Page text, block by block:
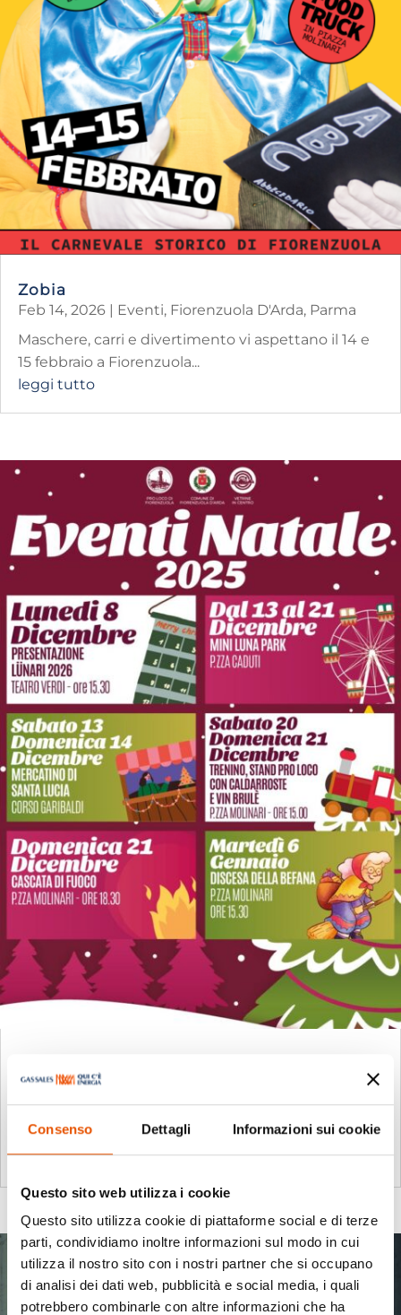
Consenso Dettagli Informazioni sui cookie
Questo sito web utilizza i cookie
Questo sito utilizza cookie di piattaforme social e di terze
parti, condividiamo inoltre informazioni sul modo in cui
utilizza il nostro sito con i nostri partner che si occupano
di analisi dei dati web, pubblicità e social media, i quali
potrebbero combinarle con altre informazioni che ha
Zobia
Feb 14, 2026 Eventi, Fiorenzuola D'Arda, Parma
Maschere, carri e divertimento vi aspettano il 14 e
15 febbraio a Fiorenzuola...
leggi tutto
Dic 13, 2025|
intensamente partendo dal...
leggi tutto